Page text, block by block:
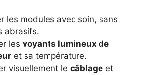
les modules avec soin, sans
abrasifs.
les voyants lumineux de
et sa température.
visuellement le câblage et